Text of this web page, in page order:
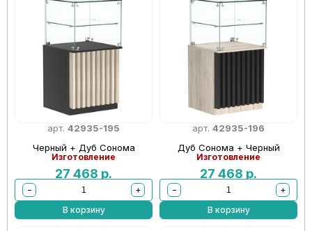
арт. 42935-195
Черный + Дуб Сонома
Изготовление
27 468 р.
−
+
В корзину
арт. 42935-196
Дуб Сонома + Черный
Изготовление
27 468 р.
−
+
В корзину